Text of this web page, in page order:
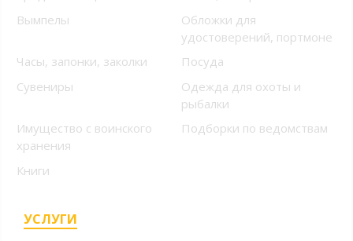
Вымпелы
Обложки для
удостоверений, портмоне
Часы, запонки, заколки
Посуда
Сувениры
Одежда для охоты и
рыбалки
Имущество с воинского
хранения
Подборки по ведомствам
Книги
УСЛУГИ